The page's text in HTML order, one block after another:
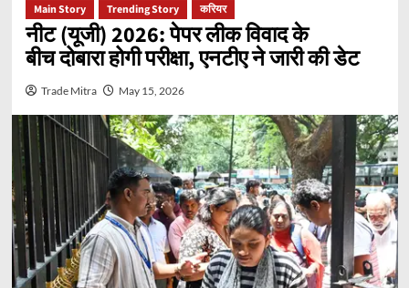
Main Story Trending Story करियर
नीट (यूजी) 2026: पेपर लीक विवाद के
बीच दोबारा होगी परीक्षा, एनटीए ने जारी की डेट
Trade Mitra May 15, 2026